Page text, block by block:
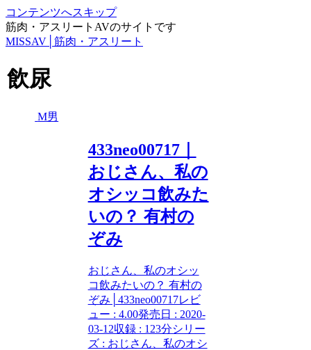
コンテンツへスキップ
筋肉・アスリートAVのサイトです
MISSAV│筋肉・アスリート
飲尿
M男
433neo00717｜
おじさん、私の
オシッコ飲みた
いの？ 有村の
ぞみ
おじさん、私のオシッ
コ飲みたいの？ 有村の
ぞみ│433neo00717レビ
ュー : 4.00発売日 : 2020-
03-12収録 : 123分シリー
ズ : おじさん、私のオシ